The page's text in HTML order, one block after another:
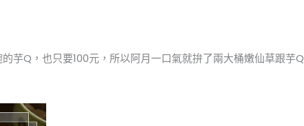
芋Q，也只要100元，所以阿月一口氣就拚了兩大桶嫩仙草跟芋Q